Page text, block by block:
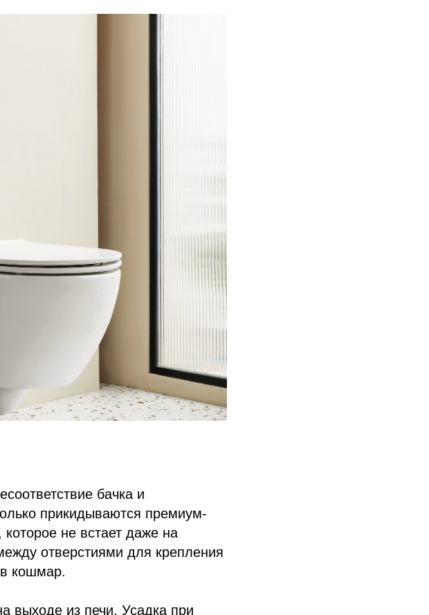
бачка и
прикидываются премиум-
не встает даже на
отверстиями для крепления
кошмар.
выходе из печи. Усадка при